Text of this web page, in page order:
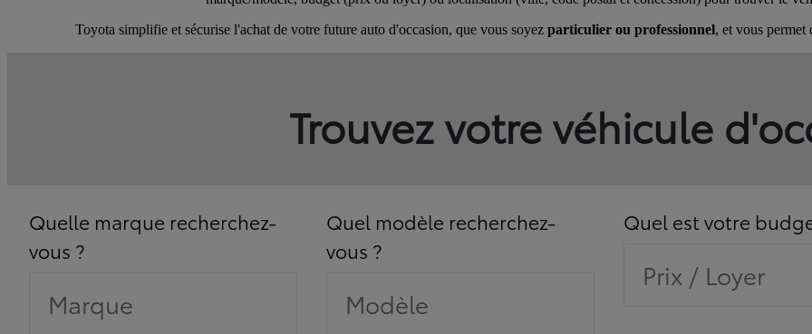
Toyota simplifie et sécurise l'achat de votre future auto d'occasion, que vous soyez particulier ou professionnel, et vous permet
Trouvez votre véhicule
Quelle marque recherchez-
vous ?
Marque
Quel modèle recherchez-
vous ?
Modèle
Quel est votre
Prix / Loyer